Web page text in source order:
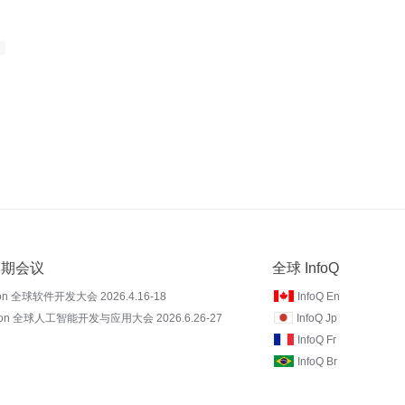
会议
全球软件开发大会 2026.4.16-18
全球人工智能开发与应用大会 2026.6.26-27
全球 InfoQ
InfoQ En
InfoQ Jp
InfoQ Fr
InfoQ Br